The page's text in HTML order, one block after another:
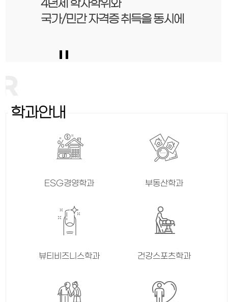
원이 설립한
4년제 종합대학교
전문 기관이 인정한
우수한 교육 콘텐츠 개발 능력국가/민간 자격증
학과안내
ESG경영학과 부동산학과
뷰티비즈니스학과 건강스포츠학과